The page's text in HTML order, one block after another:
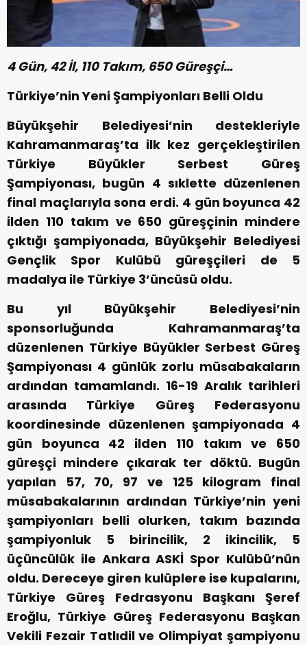
4 Gün, 42 İl, 110 Takım, 650 Güreşçi…
Türkiye’nin Yeni Şampiyonları Belli Oldu
Büyükşehir Belediyesi’nin destekleriyle
Kahramanmaraş’ta ilk kez gerçekleştirilen
Türkiye Büyükler Serbest Güreş
Şampiyonası, bugün 4 sıklette düzenlenen
final maçlarıyla sona erdi. 4 gün boyunca 42
ilden 110 takım ve 650 güreşçinin mindere
çıktığı şampiyonada, Büyükşehir Belediyesi
Gençlik Spor Kulübü güreşçileri de 5
madalya ile Türkiye 3’üncüsü oldu.
Bu yıl Büyükşehir Belediyesi’nin
sponsorluğunda Kahramanmaraş’ta
düzenlenen Türkiye Büyükler Serbest Güreş
Şampiyonası 4 günlük zorlu müsabakaların
ardından tamamlandı. 16-19 Aralık tarihleri
arasında Türkiye Güreş Federasyonu
koordinesinde düzenlenen şampiyonada 4
gün boyunca 42 ilden 110 takım ve 650
güreşçi mindere çıkarak ter döktü. Bugün
yapılan 57, 70, 97 ve 125 kilogram final
müsabakalarının ardından Türkiye’nin yeni
şampiyonları belli olurken, takım bazında
şampiyonluk 5 birincilik, 2 ikincilik, 5
üçüncülük ile Ankara ASKİ Spor Kulübü’nün
oldu. Dereceye giren kulüplere ise kupalarını,
Türkiye Güreş Fedrasyonu Başkanı Şeref
Eroğlu, Türkiye Güreş Federasyonu Başkan
Vekili Fezair Tatlıdil ve Olimpiyat şampiyonu